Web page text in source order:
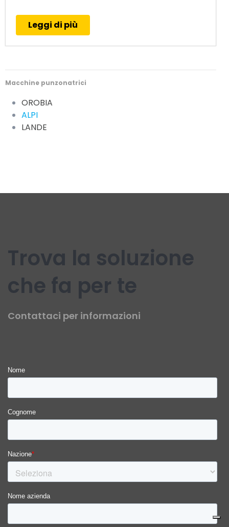
Macchine punzonatrici
OROBIA
ALPI
LANDE
Leggi di più
Trova la soluzione
che fa per te
Contattaci per informazioni